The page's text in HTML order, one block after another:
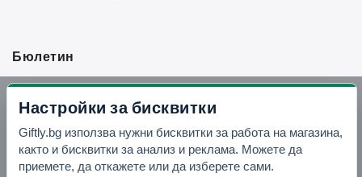
Бюлетин
Вземи -10% отстъпка в Telegram
Отвори Telegram
Настройки за бисквитки
Giftly.bg използва нужни бисквитки за работа на магазина,
както и бисквитки за анализ и реклама. Можете да
приемете, да откажете или да изберете сами.